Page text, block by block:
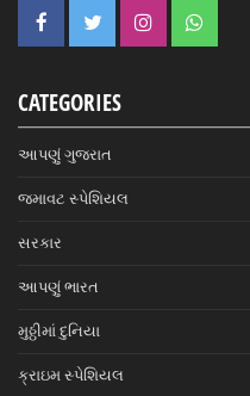
CATEGORIES
આપણું ગુજરાત
જમાવટ સ્પેશિયલ
સરકાર
આપણું ભારત
મુઠ્ઠીમાં દુનિયા
ક્રાઇમ સ્પેશિયલ